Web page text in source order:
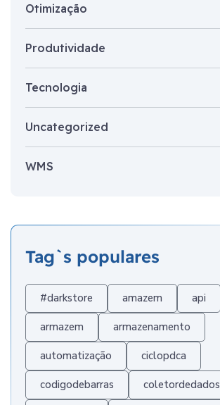
Otimização
Produtividade
Tecnologia
Uncategorized
WMS
Tag`s populares
#darkstore amazem api
armazem armazenamento
automatização ciclopdca
codigodebarras coletordedados